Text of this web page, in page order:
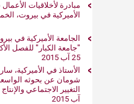
مبادرة لأخلاقيات
الأميركية في بيروت، الخميس 27
الجامعة الأميركية في
"جامعة الكبار" للفصل
25 آب 2015
الأستاذ في الأميركية،
شومان عن بحوثه
آب 2015